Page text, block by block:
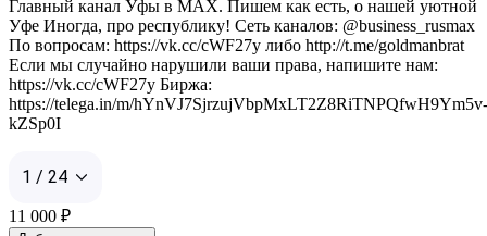
Главный канал Уфы в MAX. Пишем как есть, о нашей уютной
Уфе Иногда, про республику! Сеть каналов: @business_rusmax
По вопросам: https://vk.cc/cWF27y либо http://t.me/goldmanbrat
Если мы случайно нарушили ваши права, напишите нам:
https://vk.cc/cWF27y Биржа:
https://telega.in/m/hYnVJ7SjrzujVbpMxLT2Z8RiTNPQfwH9Ym5v-
kZSp0I
1 / 24
11 000 ₽